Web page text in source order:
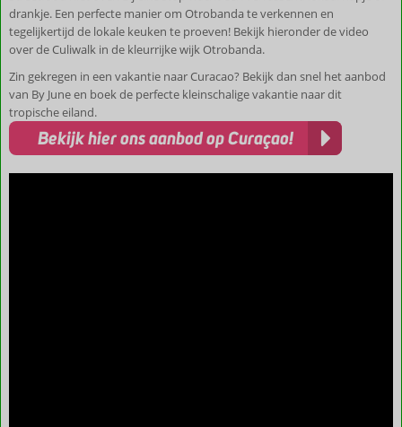
drankje. Een perfecte manier om Otrobanda te verkennen en
tegelijkertijd de lokale keuken te proeven! Bekijk hieronder de video
over de Culiwalk in de kleurrijke wijk Otrobanda.
Zin gekregen in een vakantie naar Curacao? Bekijk dan snel het aanbod
van By June en boek de perfecte kleinschalige vakantie naar dit
tropische eiland.
Bekijk hier ons aanbod op Curaçao!